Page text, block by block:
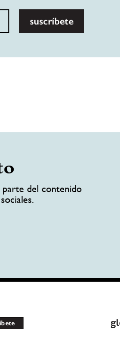
suscríbete
parte del contenido